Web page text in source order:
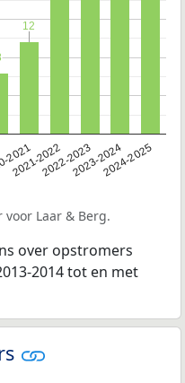
2021
2021-20222022-20232023-20242024-2025
12
12
Laar & Berg.
over opstromers
2014 tot en met